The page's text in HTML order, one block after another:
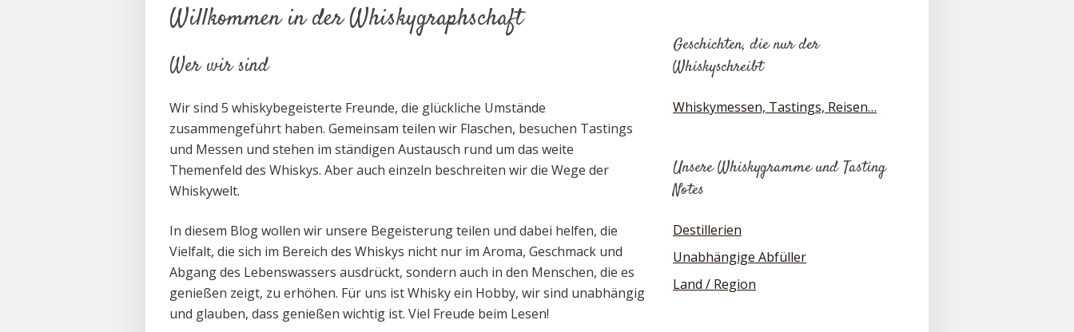
Willkommen in der Whiskygraphschaft
Wer wir sind
Wir sind 5 whiskybegeisterte Freunde, die glückliche Umstände
zusammengeführt haben. Gemeinsam teilen wir Flaschen, besuchen Tastings
und Messen und stehen im ständigen Austausch rund um das weite
Themenfeld des Whiskys. Aber auch einzeln beschreiten wir die Wege der
Whiskywelt.
In diesem Blog wollen wir unsere Begeisterung teilen und dabei helfen, die
Vielfalt, die sich im Bereich des Whiskys nicht nur im Aroma, Geschmack und
Abgang des Lebenswassers ausdrückt, sondern auch in den Menschen, die es
genießen zeigt, zu erhöhen. Für uns ist Whisky ein Hobby, wir sind unabhängig
und glauben, dass genießen wichtig ist. Viel Freude beim Lesen!
Geschichten, die nur der
Whiskyschreibt
Whiskymessen, Tastings, Reisen…
Unsere Whiskygramme und Tasting
Notes
Destillerien
Unabhängige Abfüller
Land / Region